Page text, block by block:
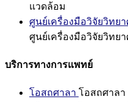
แวดล้อม
ศูนย์เครื่องมือวิจัยวิทย
ศูนย์เครื่องมือวิจัยวิทย
บริการทางการแพทย์
โอสถศาลา โอสถศาลา